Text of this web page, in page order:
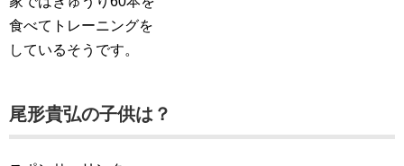
食べてトレーニングを
しているそうです。
尾形貴弘の子供は？